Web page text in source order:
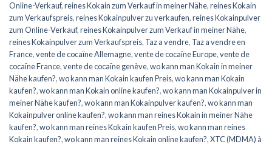
Online-Verkauf,reines Kokain zum Verkauf in meiner Nähe,reines Kokain
zum Verkaufspreis,reines Kokainpulver zu verkaufen,reines Kokainpulver
zum Online-Verkauf,reines Kokainpulver zum Verkauf in meiner Nähe,
reines Kokainpulver zum Verkaufspreis, Taz a vendre, Taz a vendre en
France,vente de cocaïne Allemagne,vente de cocaïne Europe,vente de
cocaïne France,vente de cocaïne genève,wo kann man Kokain in meiner
Nähe kaufen?,wo kann man Kokain kaufen Preis,wo kann man Kokain
kaufen?,wo kann man Kokain online kaufen?,wo kann man Kokainpulver in
meiner Nähe kaufen?,wo kann man Kokainpulver kaufen?,wo kann man
Kokainpulver online kaufen?,wo kann man reines Kokain in meiner Nähe
kaufen?,wo kann man reines Kokain kaufen Preis,wo kann man reines
Kokain kaufen?,wo kann man reines Kokain online kaufen?,XTC (MDMA) à